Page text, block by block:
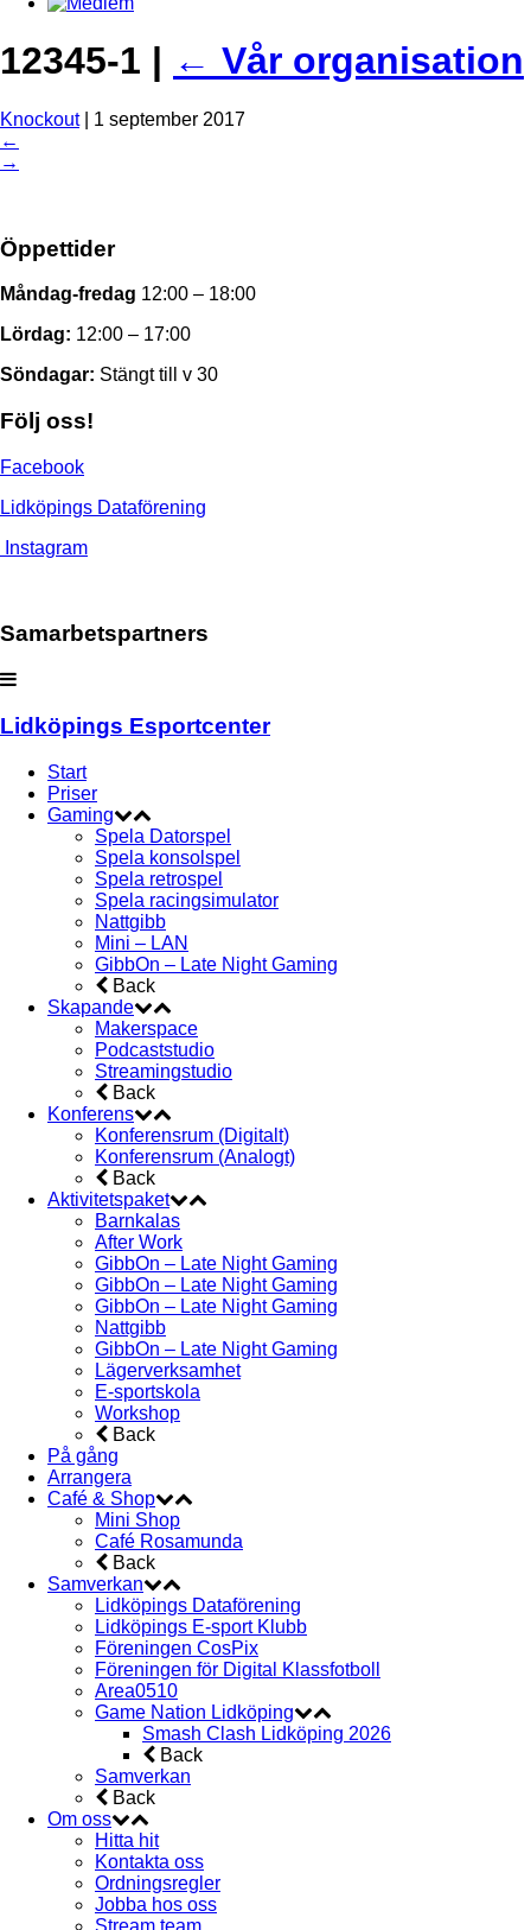
12345-1 | ← Vår organisation
Knockout
1 september 2017
←
→
Öppettider
Måndag-fredag 12:00 – 18:00
Lördag: 12:00 – 17:00
Söndagar: Stängt till v 30
Följ oss!
Facebook
Lidköpings Dataförening
Instagram
Samarbetspartners
Lidköpings Esportcenter
Start
Priser
Gaming
Spela Datorspel
Spela konsolspel
Spela retrospel
Spela racingsimulator
Nattgibb
Mini – LAN
GibbOn – Late Night Gaming
Back
Skapande
Makerspace
Podcaststudio
Streamingstudio
Back
Konferens
Konferensrum (Digitalt)
Konferensrum (Analogt)
Back
Aktivitetspaket
Barnkalas
After Work
GibbOn – Late Night Gaming
GibbOn – Late Night Gaming
GibbOn – Late Night Gaming
Nattgibb
GibbOn – Late Night Gaming
Lägerverksamhet
E-sportskola
Workshop
Back
På gång
Arrangera
Café & Shop
Mini Shop
Café Rosamunda
Back
Samverkan
Lidköpings Dataförening
Lidköpings E-sport Klubb
Föreningen CosPix
Föreningen för Digital Klassfotboll
Area0510
Game Nation Lidköping
Smash Clash Lidköping 2026
Back
Samverkan
Back
Om oss
Hitta hit
Kontakta oss
Ordningsregler
Jobba hos oss
Stream team